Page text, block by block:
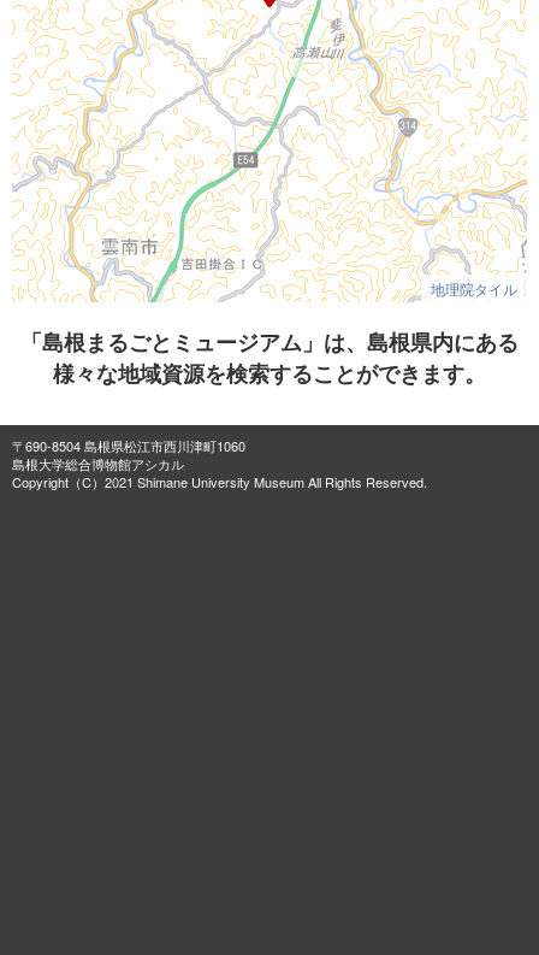
地理院タイル
「島根まるごとミュージアム」は、島根県内にある
様々な地域資源を検索することができます。
〒690-8504 島根県松江市西川津町1060
島根大学総合博物館アシカル
Copyright（C）2021 Shimane University Museum All Rights Reserved.